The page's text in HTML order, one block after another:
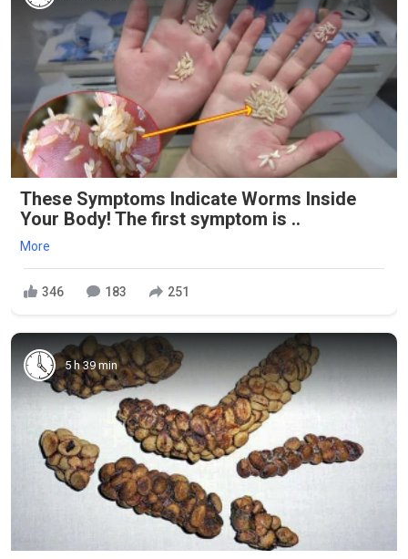
These Symptoms Indicate Worms Inside
Your Body! The first symptom is ..
More
346 183 251
5 h 39 min